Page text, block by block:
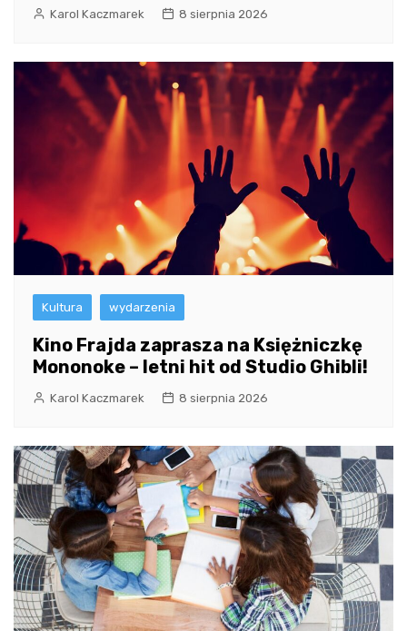
Karol Kaczmarek 8 sierpnia 2026
Kultura wydarzenia
Kino Frajda zaprasza na Księżniczkę
Mononoke – letni hit od Studio Ghibli!
Karol Kaczmarek 8 sierpnia 2026